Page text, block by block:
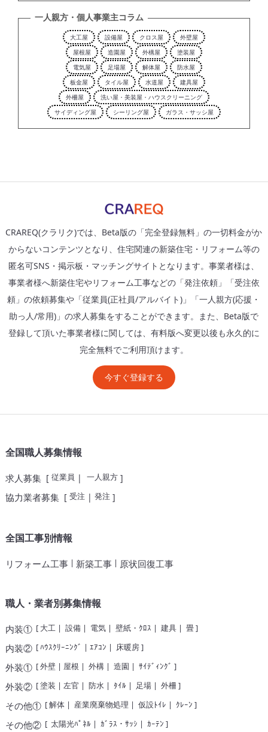
一人親方・個人事業主コラム
大工屋 設備屋 クロス屋
外壁屋
屋根屋
造園屋 外構屋
塗装屋
電気屋
足場屋 解体屋
防水屋
板金屋
タイル屋 水道屋
建具屋
外柵屋
洗い屋・美装屋・ハウスクリーニング
サイディング屋
シーリング屋 ガラス・サッシ屋
CRAREQ(クラリク)では、Beta版の「完全登録無料」の一切料金がか
からないコンテンツとなり、住宅関連の新築住宅・リフォーム等の
匿名可SNS・掲示板・マッチングサイトとなります。事業者様は、
事業者様へ新築住宅やリフォーム工事などの「発注依頼」「受注依
頼」の依頼募集や「従業員(正社員/アルバイト)」「一人親方(応援・
助っ人/常用)」の求人募集をすることができます。また、Beta版で
登録して頂いた事業者様に関しては、有料版へ変更以後も永久的に
完全無料でご利用頂けます。
今すぐ登録する
全国職人募集情報
求人募集[ 従業員| 一人親方]
協力業者募集[ 受注| 発注]
全国工事別情報
リフォーム工事| 新築工事| 原状回復工事
職人・業者別募集情報
内装①[ 大工| 設備| 電気| 壁紙・ｸﾛｽ | 建具| 畳]
内装②[ﾊｳｽｸﾘｰﾆﾝｸﾞ | ｴｱｺﾝ | 床暖房]
外装①[外壁| 屋根 | 外構| 造園 | ｻｲﾃﾞｨﾝｸﾞ ]
外装②[塗装 | 左官 | 防水| ﾀｲﾙ | 足場| 外柵 ]
その他①[解体| 産業廃棄物処理 | 仮設ﾄｲﾚ | ｸﾚｰﾝ ]
その他②[ 太陽光ﾊﾟﾈﾙ | ｶﾞﾗｽ・ｻｯｼ | ｶｰﾃﾝ ]